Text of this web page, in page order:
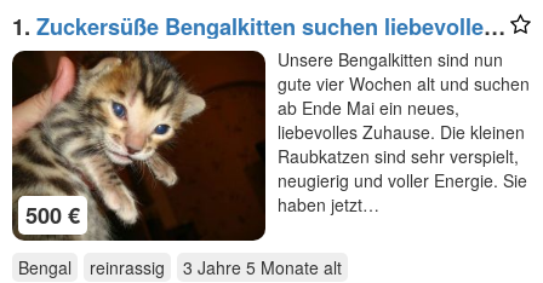
1. Zuckersüße Bengalkitten suchen liebevolles
Zuhause!
500 €
Unsere Bengalkitten sind nun
gute vier Wochen alt und suchen
ab Ende Mai ein neues,
liebevolles Zuhause. Die kleinen
Raubkatzen sind sehr verspielt,
neugierig und voller Energie. Sie
haben jetzt…
Bengal reinrassig 3 Jahre 5 Monate alt